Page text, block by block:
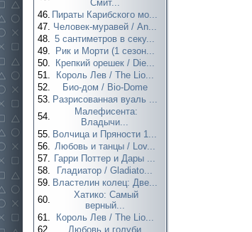
Смит...
46. Пираты Карибского мо...
47. Человек-муравей / An...
48. 5 сантиметров в секу...
49.
Рик и Морти (1 сезон...
50.
Крепкий орешек / Die...
51.
Король Лев / The Lio...
52.
Био-дом / Bio-Dome
53. Разрисованная вуаль ...
54.
Малефисента:
Владычи...
55. Волчица и Пряности 1...
56. Любовь и танцы / Lov...
57. Гарри Поттер и Дары ...
58.
Гладиатор / Gladiato...
59. Властелин колец: Две...
60.
Хатико: Самый
верный...
61.
Король Лев / The Lio...
62.
Любовь и голуби